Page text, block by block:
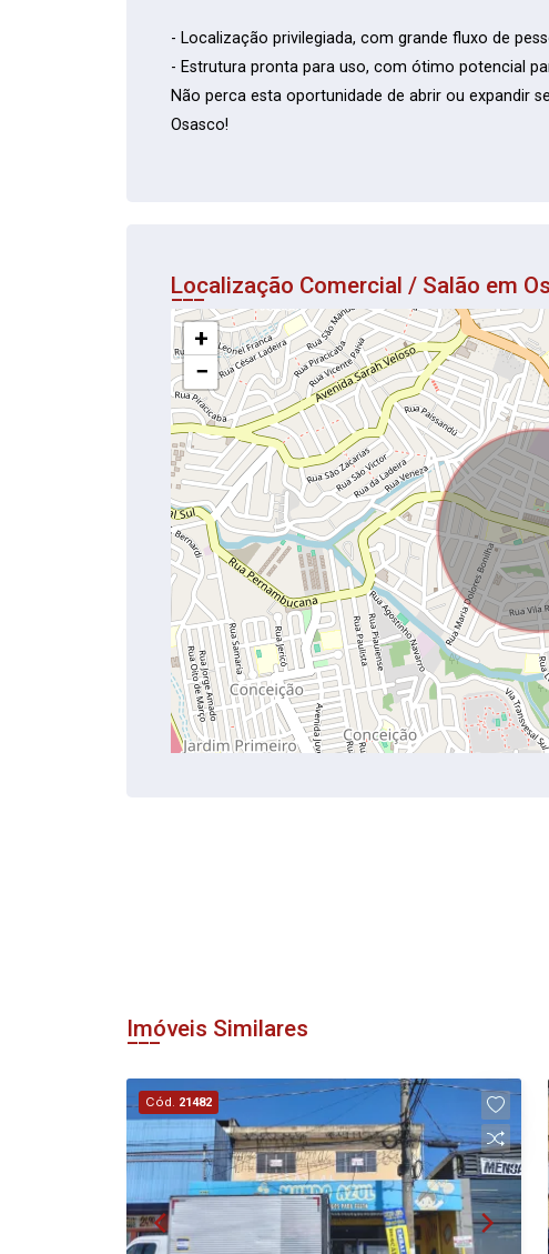
- Localização privilegiada, com grande fluxo de
- Estrutura pronta para uso, com ótimo potencial
Não perca esta oportunidade de abrir ou expandir
Osasco!
Localização Comercial / Salão em
+
−
Imóveis Similares
Cód. 21482